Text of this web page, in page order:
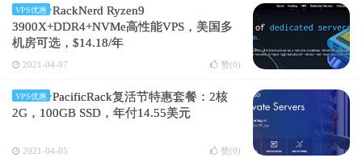
VPS优惠
RackNerd Ryzen9
3900X+DDR4+NVMe高性能VPS，美国多
机房可选，$14.18/年
2021-04-07 赞(0)
VPS优惠
PacificRack复活节特惠套餐：2核
2G，100GB SSD，年付14.55美元
2021-04-05 赞(0)